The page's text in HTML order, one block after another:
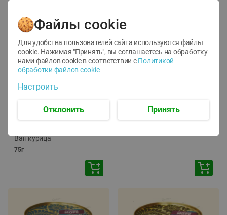
12
1.05 руб./
руб./шт
Корм влаж. для кош. с
Ван курица
75г
ТОФУ Vegetus ТВЕРДЫЙ
Файлы cookie
Для удобства пользователей сайта используются файлы
cookie. Нажимая "Принять", вы соглашаетесь на обработку
нами файлов cookie в соответствии с Политикой
обработки файлов cookie
Настроить
Отклонить Принять